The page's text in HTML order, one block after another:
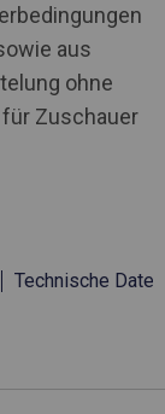
aus
ohne
Zuschauer
Technische Daten